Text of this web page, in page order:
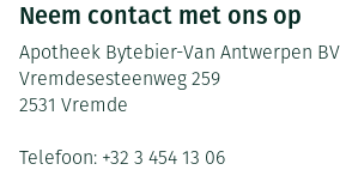
Neem contact met ons op
Apotheek Bytebier-Van Antwerpen BV
Vremdesesteenweg 259
2531 Vremde
Telefoon: +32 3 454 13 06